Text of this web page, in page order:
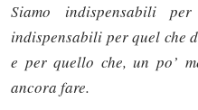
Siamo indispensabili
indispensabili per quel che
e per quello che, un po’
ancora fare.